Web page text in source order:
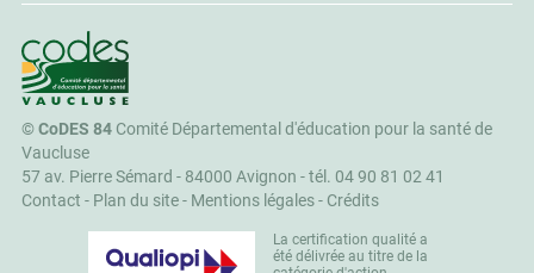
CoDES 84
©CoDES 84Comité Départemental d'éducation pour la santé de
Vaucluse
57 av. Pierre Sémard - 84000 Avignon -tél. 04 90 81 02 41
Contact - Plan du site- Mentions légales- Crédits
La certification qualité a
été délivrée au titre de la